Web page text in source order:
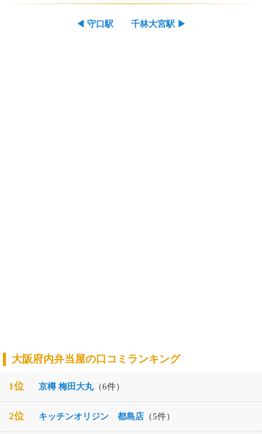
◀ 守口駅 千林大宮駅 ▶
大阪府内弁当屋の口コミランキング
1位 京樽 梅田大丸（6件）
2位 キッチンオリジン 都島店 （5件）